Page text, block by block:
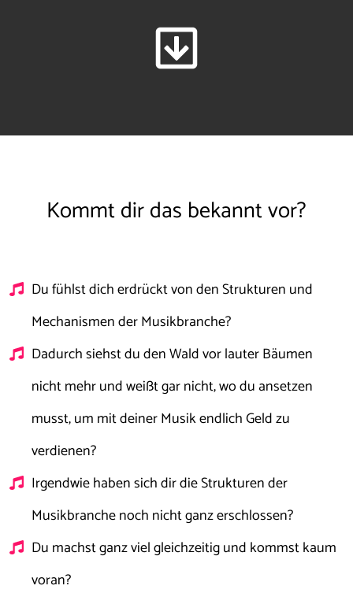
Kommt dir das bekannt vor?
Du fühlst dich erdrückt von den Strukturen und
Mechanismen der Musikbranche?
Dadurch siehst du den Wald vor lauter Bäumen
nicht mehr und weißt gar nicht, wo du ansetzen
musst, um mit deiner Musik endlich Geld zu
verdienen?
Irgendwie haben sich dir die Strukturen der
Musikbranche noch nicht ganz erschlossen?
Du machst ganz viel gleichzeitig und kommst kaum
voran?